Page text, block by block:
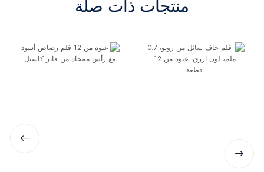
منتجات ذات صلة